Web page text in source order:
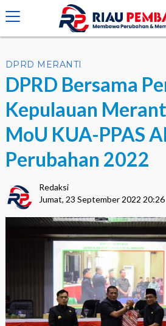
crossorigin="anonymous">
DPRD MERANTI
DPRD Bersama
Kepulauan
MoU KUA-PPAS
Perubahan 2022
Redaksi
Jumat, 23 September 2022